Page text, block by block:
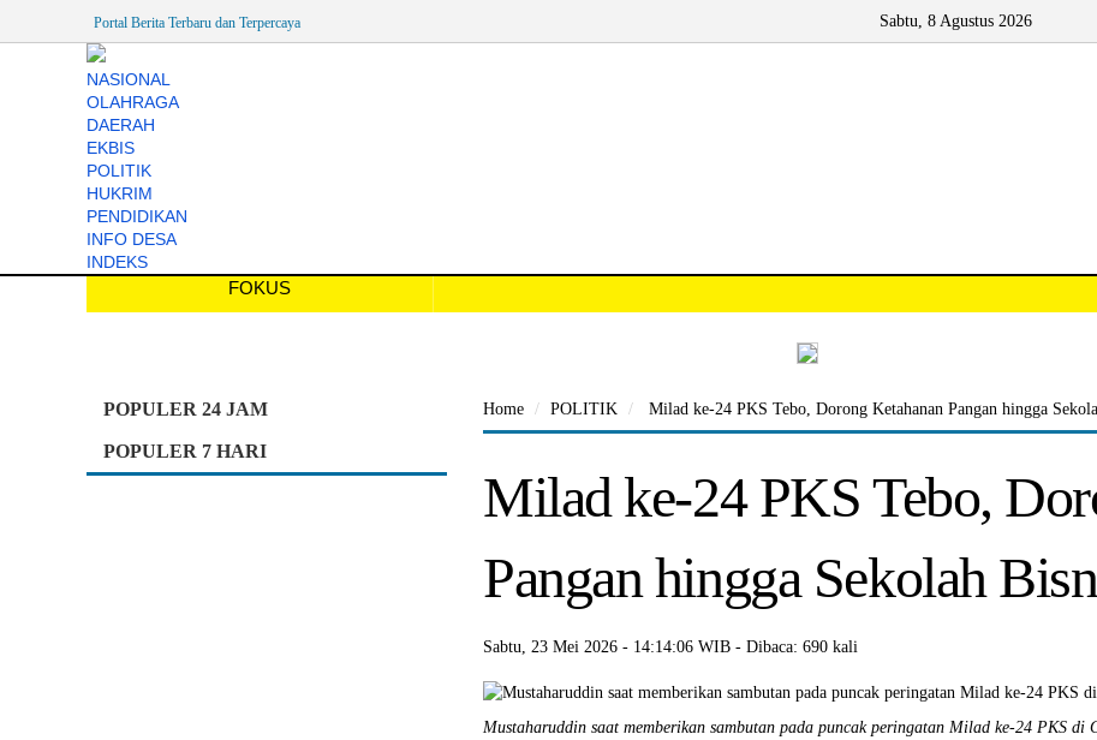
Portal Berita Terbaru dan Terpercaya Sabtu, 8 Agustus 2026
NASIONAL
OLAHRAGA
DAERAH
EKBIS
POLITIK
HUKRIM
PENDIDIKAN
INFO DESA
INDEKS
FOKUS
POPULER 24 JAM
POPULER 7 HARI
Home POLITIK Milad ke-24 PKS Tebo, Dorong Ketahanan Pangan hingga
Milad ke-24 PKS Tebo,
Pangan hingga Sekolah
Sabtu, 23 Mei 2026 - 14:14:06 WIB - Dibaca: 690 kali
Mustaharuddin saat memberikan sambutan pada puncak peringatan Milad ke-24 PKS di